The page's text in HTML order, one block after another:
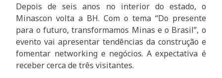
Depois de seis anos no interior do estado, o
Minascon volta a BH. Com o tema “Do presente
para o futuro, transformamos Minas e o Brasil”, o
evento vai apresentar tendências da construção e
fomentar networking e negócios. A expectativa é
receber cerca de três visitantes.